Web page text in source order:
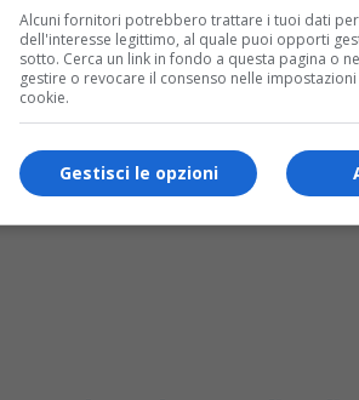
duemila anni di città
Alcuni fornitori potrebbero trattare i tuoi dati
dell'interesse legittimo, al quale puoi opporti
sotto. Cerca un link in fondo a questa pagina o
gestire o revocare il consenso nelle
cookie.
Gestisci le opzioni